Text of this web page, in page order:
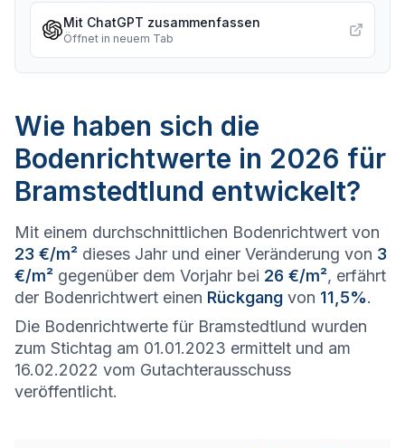
Mit ChatGPT zusammenfassen
Öffnet in neuem Tab
Wie haben sich die
Bodenrichtwerte in 2026 für
Bramstedtlund entwickelt?
Mit einem durchschnittlichen Bodenrichtwert von
23 €/m² dieses Jahr und einer Veränderung von 3
€/m² gegenüber dem Vorjahr bei 26 €/m², erfährt
der Bodenrichtwert einen Rückgang von 11,5%.
Die Bodenrichtwerte für Bramstedtlund wurden
zum Stichtag am 01.01.2023 ermittelt und am
16.02.2022 vom Gutachterausschuss
veröffentlicht.